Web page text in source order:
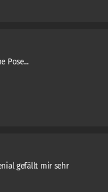
Pose...
gefällt mir sehr